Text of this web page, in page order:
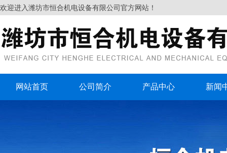
欢迎进入潍坊市恒合机电设备有限公司官方网站！
网站首页 公司简介 产品中心 新闻